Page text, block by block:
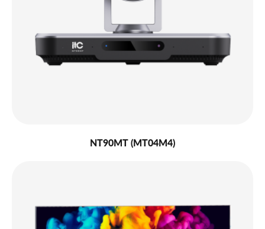
NT90MT (MT04M4)